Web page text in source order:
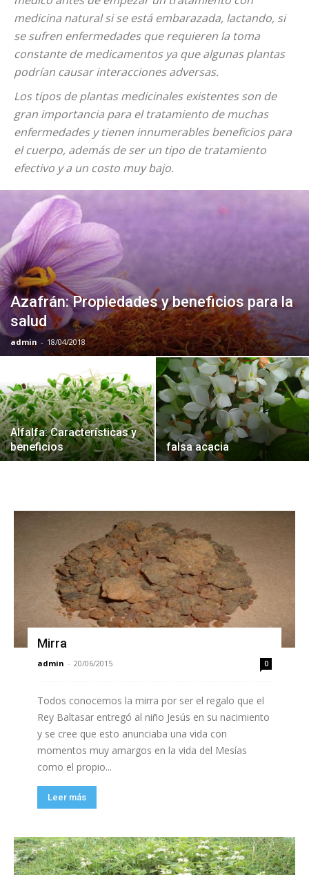
medicina natural si se está embarazada, lactando, si
se sufren enfermedades que requieren la toma
constante de medicamentos ya que algunas plantas
podrían causar interacciones adversas.
Los tipos de plantas medicinales existentes son de
gran importancia para el tratamiento de muchas
enfermedades y tienen innumerables beneficios para
el cuerpo, además de ser un tipo de tratamiento
efectivo y a un costo muy bajo.
Azafrán: Propiedades y beneficios para la
salud
admin - 18/04/2018
Alfalfa: Características y
beneficios
falsa acacia
Mirra
admin - 20/06/2015 0
Todos conocemos la mirra por ser el regalo que el
Rey Baltasar entregó al niño Jesús en su nacimiento
y se cree que esto anunciaba una vida con
momentos muy amargos en la vida del Mesías
como el propio...
Leer más